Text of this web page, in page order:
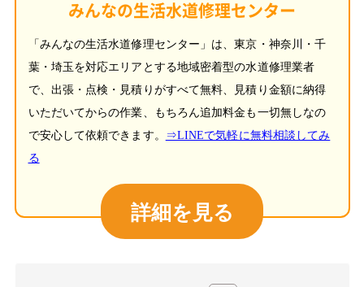
みんなの生活水道修理センター
「みんなの生活水道修理センター」は、東京・神奈川・千
葉・埼玉を対応エリアとする地域密着型の水道修理業者
で、出張・点検・見積りがすべて無料、見積り金額に納得
いただいてからの作業、もちろん追加料金も一切無しなの
で安心して依頼できます。
⇒LINEで気軽に無料相談してみ
る
詳細を見る